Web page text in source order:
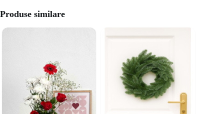
Produse similare